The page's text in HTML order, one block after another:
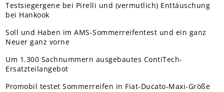
Testsiegergene bei Pirelli und (vermutlich) Enttäuschung
bei Hankook
Soll und Haben im AMS-Sommerreifentest und ein ganz
Neuer ganz vorne
Um 1.300 Sachnummern ausgebautes ContiTech-
Ersatzteilangebot
Promobil testet Sommerreifen in Fiat-Ducato-Maxi-Größe